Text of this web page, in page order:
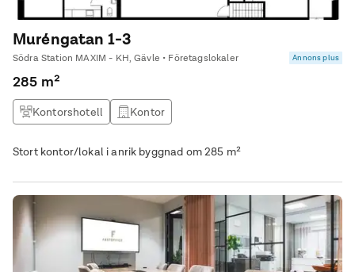
Muréngatan 1-3
Södra Station MAXIM - KH, Gävle • Företagslokaler Annons plus
285 m²
Kontorshotell Kontor
Stort kontor/lokal i anrik byggnad om 285 m²